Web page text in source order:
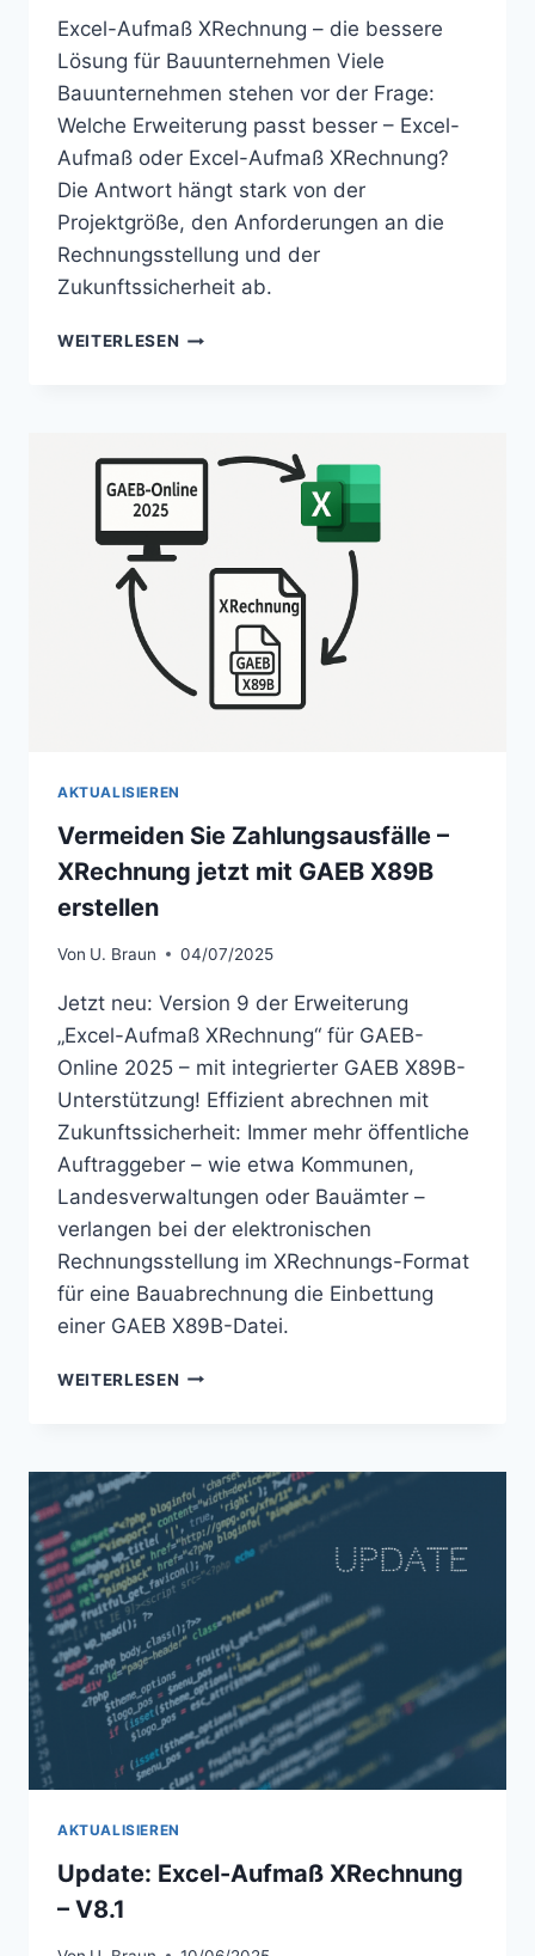
Excel-Aufmaß XRechnung – die bessere
Lösung für Bauunternehmen Viele
Bauunternehmen stehen vor der Frage:
Welche Erweiterung passt besser – Excel-
Aufmaß oder Excel-Aufmaß XRechnung?
Die Antwort hängt stark von der
Projektgröße, den Anforderungen an die
Rechnungsstellung und der
Zukunftssicherheit ab.
WEITERLESEN WARUM
AKTUALISIEREN
Vermeiden Sie Zahlungsausfälle –
XRechnung jetzt mit GAEB X89B
erstellen
Von U. Braun 04/07/2025
Jetzt neu: Version 9 der Erweiterung
„Excel-Aufmaß XRechnung“ für GAEB-
Online 2025 – mit integrierter GAEB X89B-
Unterstützung! Effizient abrechnen mit
Zukunftssicherheit: Immer mehr öffentliche
Auftraggeber – wie etwa Kommunen,
Landesverwaltungen oder Bauämter –
verlangen bei der elektronischen
Rechnungsstellung im XRechnungs-Format
für eine Bauabrechnung die Einbettung
einer GAEB X89B-Datei.
WEITERLESEN VERMEIDEN
XRECHNUNG
JETZT
MIT
GAEB
X89B
ERSTELLEN
AKTUALISIEREN
Update: Excel-Aufmaß XRechnung
– V8.1